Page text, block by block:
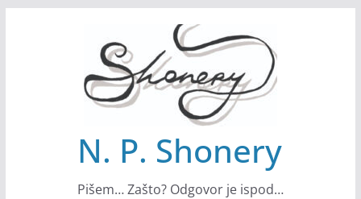
N. P. Shonery
Pišem… Zašto? Odgovor je ispod…